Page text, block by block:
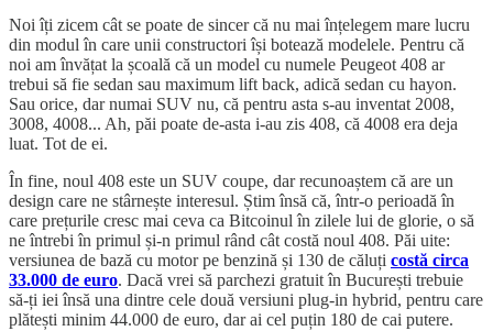
Noi îți zicem cât se poate de sincer că nu mai înțelegem mare lucru
din modul în care unii constructori își botează modelele. Pentru că
noi am învățat la școală că un model cu numele Peugeot 408 ar
trebui să fie sedan sau maximum lift back, adică sedan cu hayon.
Sau orice, dar numai SUV nu, că pentru asta s-au inventat 2008,
3008, 4008... Ah, păi poate de-asta i-au zis 408, că 4008 era deja
luat. Tot de ei.
În fine, noul 408 este un SUV coupe, dar recunoaștem că are un
design care ne stârnește interesul. Știm însă că, într-o perioadă în
care prețurile cresc mai ceva ca Bitcoinul în zilele lui de glorie, o să
ne întrebi în primul și-n primul rând cât costă noul 408. Păi uite:
versiunea de bază cu motor pe benzină și 130 de căluți costă circa
33.000 de euro. Dacă vrei să parchezi gratuit în București trebuie
să-ți iei însă una dintre cele două versiuni plug-in hybrid, pentru care
plătești minim 44.000 de euro, dar ai cel puțin 180 de cai putere.